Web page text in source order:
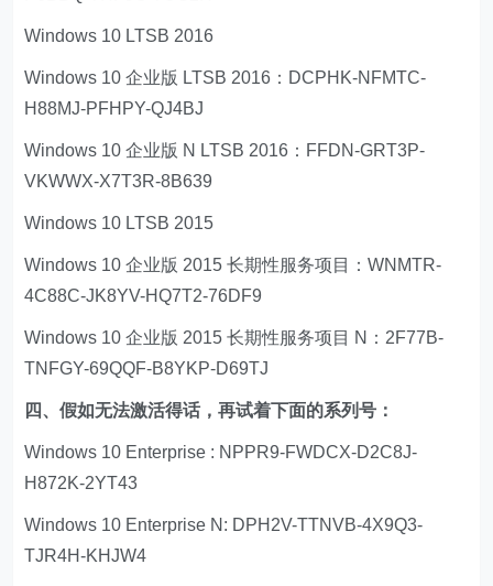
Windows 10 LTSB 2016
Windows 10 企业版 LTSB 2016：DCPHK-NFMTC-
H88MJ-PFHPY-QJ4BJ
Windows 10 企业版 N LTSB 2016：FFDN-GRT3P-
VKWWX-X7T3R-8B639
Windows 10 LTSB 2015
Windows 10 企业版 2015 长期性服务项目：WNMTR-
4C88C-JK8YV-HQ7T2-76DF9
Windows 10 企业版 2015 长期性服务项目 N：2F77B-
TNFGY-69QQF-B8YKP-D69TJ
四、假如无法激活得话，再试着下面的系列号：
Windows 10 Enterprise : NPPR9-FWDCX-D2C8J-
H872K-2YT43
Windows 10 Enterprise N: DPH2V-TTNVB-4X9Q3-
TJR4H-KHJW4